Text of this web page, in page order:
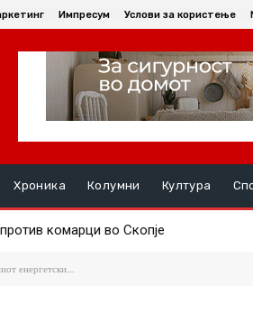
Импресум Услови за користење
Хроника Колумни Култура
комарци во Скопје
ред се хепатитите ако кризата со
енергетски...